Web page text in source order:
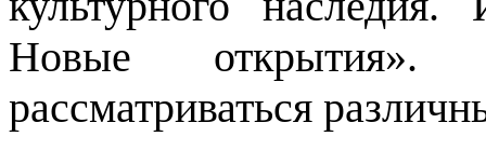
Новые открытия».
рассматриваться